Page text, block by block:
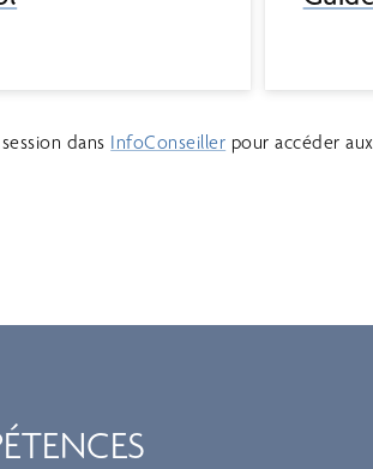
dans InfoConseiller pour accéder